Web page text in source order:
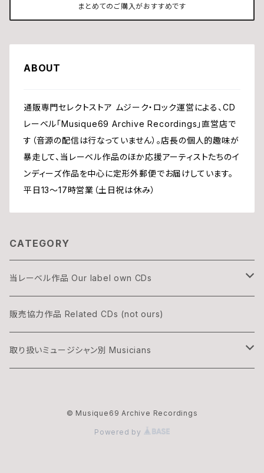
まとめてのご購入がおすすめです
ABOUT
通販専門セレクトストア ムジーク・ロック運営による、CD
レーベル「Musique69 Archive Recordings」直営店で
す（音源の配信は行なっていません）。店長の個人的趣味が
暴走して、当レーベル作品のほか応援アーティストたちのイ
ンディーズ作品を中心に定形外郵便でお届けしています。
平日13〜17時営業（土日祝は休み）
CATEGORY
当レーベル作品 Our label own CDs
DOGON
THREE & ONLY
販売協力作品 Related CDs (not ours)
取り扱いミュージシャン別 Musicians
© Musique69 Archive Recordings
Powered by